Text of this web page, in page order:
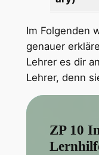
Im Folgenden
genauer
Lehrer es dir
Lehrer, denn
ZP 10